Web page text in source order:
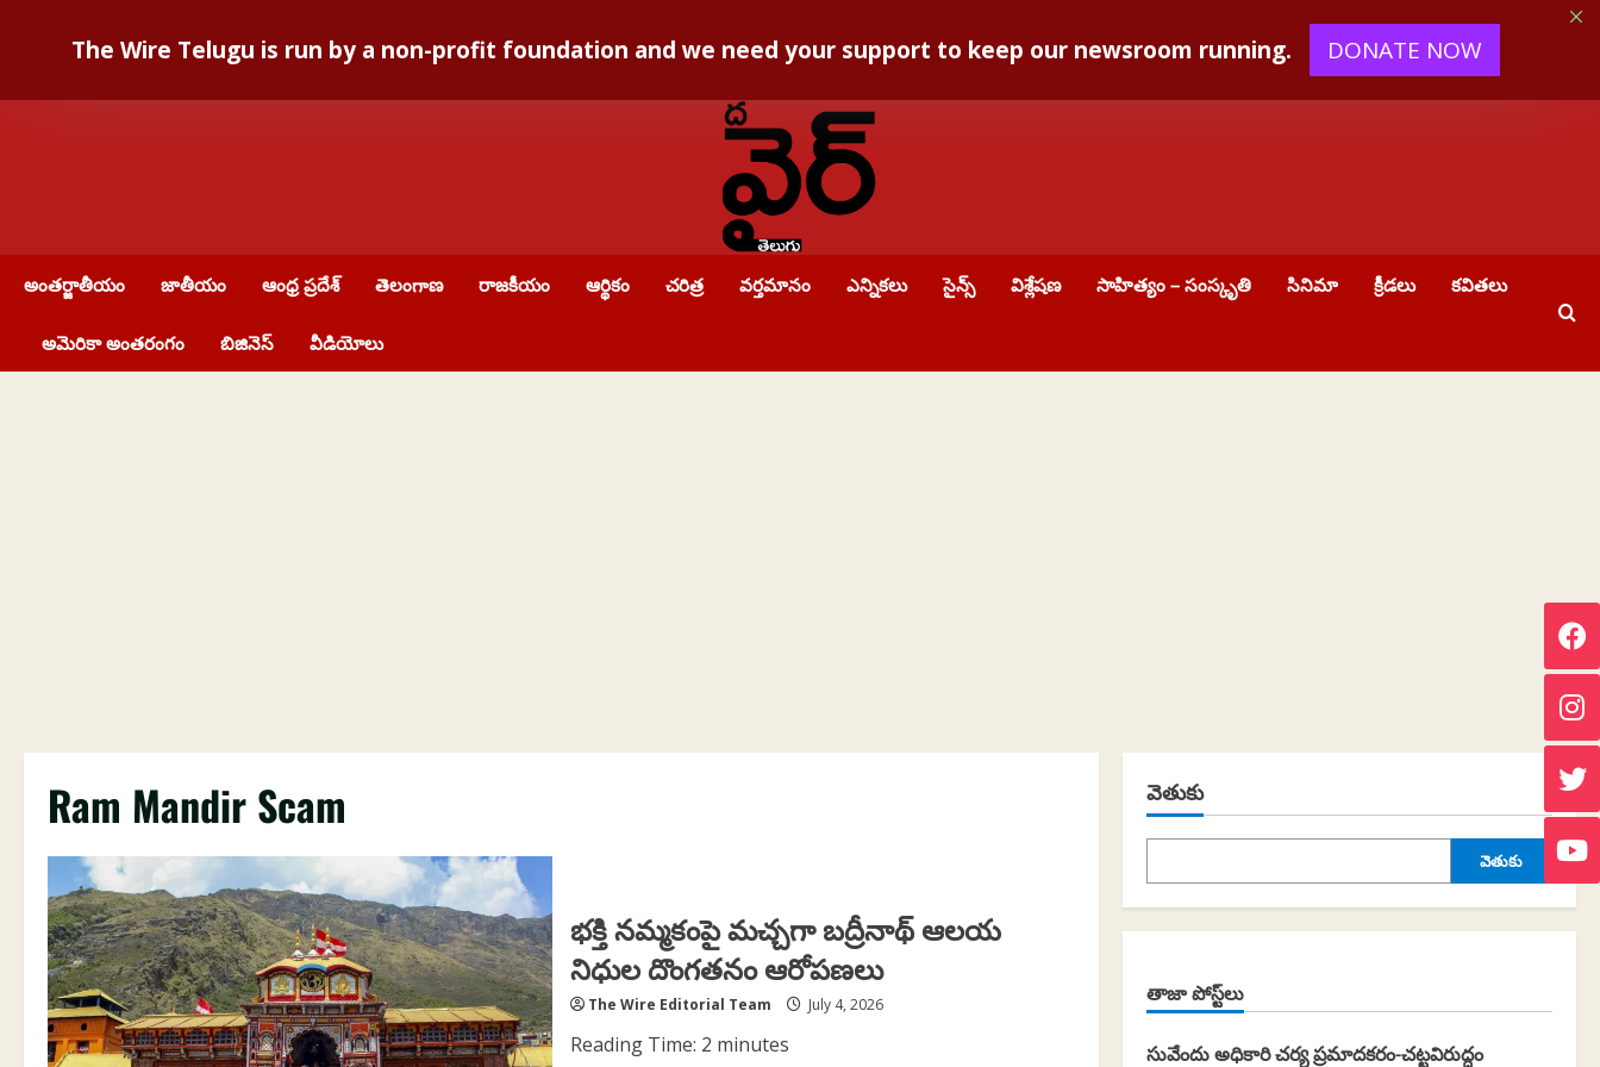
The Wire Telugu is run by a non-profit foundation and we need your support to keep our newsroom running. DONATE NOW
అంతర్జాతీయం జాతీయం ఆంధ్ర ప్రదేశ్ తెలంగాణ రాజకీయం ఆర్థికం చరిత్ర వర్తమానం ఎన్నికలు సైన్స్ విశ్లేషణ సాహిత్యం – సంస్కృతి సినిమా క్రీడలు కవితలు
అమెరికా అంతరంగం బిజినెస్ వీడియోలు
Ram Mandir Scam
భక్తి నమ్మకంపై మచ్చగా బద్రీనాథ్ ఆలయ
నిధుల దొంగతనం ఆరోపణలు
The Wire Editorial Team July 4, 2026
Reading Time: 2 minutes
వెతుకు
వెతుకు
తాజా పోస్ట్‌లు
సువేందు అధికారి చర్య ప్రమాదకరం-చట్టవిరుద్ధం